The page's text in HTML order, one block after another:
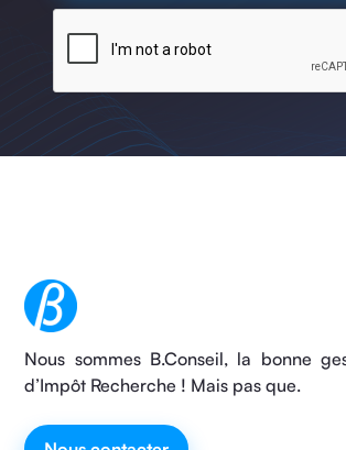
Nous sommes B.Conseil, la bonne
d’Impôt Recherche ! Mais pas que.